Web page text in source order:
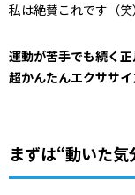
私は絶賛これです（笑）
運動が苦手でも続く
超かんたんエクササ
まずは“動いた